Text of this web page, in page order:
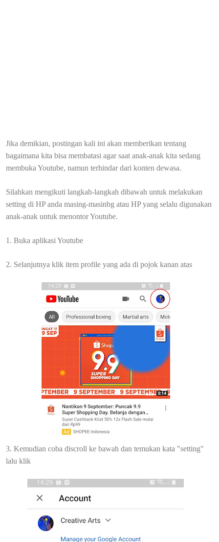
Jika demikian, postingan kali ini akan memberikan tentang
bagaimana kita bisa membatasi agar saat anak-anak kita sedang
membuka Youtube, namun terhindar dari konten dewasa.
Silahkan mengikuti langkah-langkah dibawah untuk melakukan
setting di HP anda masing-masinbg atau HP yang selalu digunakan
anak-anak untuk menontor Youtube.
1. Buka aplikasi Youtube
2. Selanjutnya klik item profile yang ada di pojok kanan atas
3. Kemudian coba discroll ke bawah dan temukan kata "setting"
lalu klik